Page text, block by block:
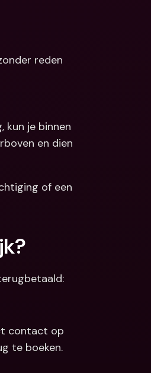
reden
kun je binnen
en dien
of een
contact op
te boeken.